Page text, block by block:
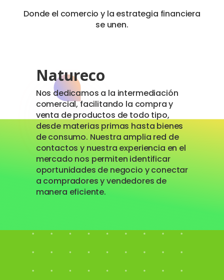
Donde el comercio y la estrategia financiera
se unen.
Natureco
Nos dedicamos a la intermediación
comercial, facilitando la compra y
venta de productos de todo tipo,
desde materias primas hasta bienes
de consumo. Nuestra amplia red de
contactos y nuestra experiencia en el
mercado nos permiten identificar
oportunidades de negocio y conectar
a compradores y vendedores de
manera eficiente.